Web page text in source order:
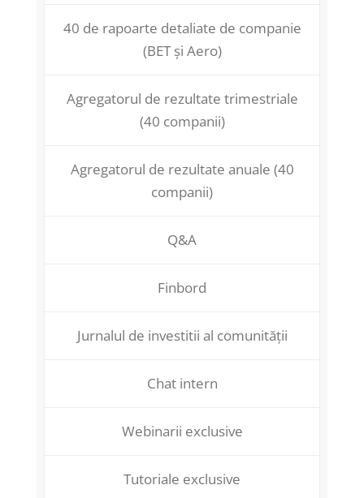
40 de rapoarte detaliate de companie
(BET și Aero)
Agregatorul de rezultate trimestriale
(40 companii)
Agregatorul de rezultate anuale (40
companii)
Q&A
Finbord
Jurnalul de investitii al comunității
Chat intern
Webinarii exclusive
Tutoriale exclusive